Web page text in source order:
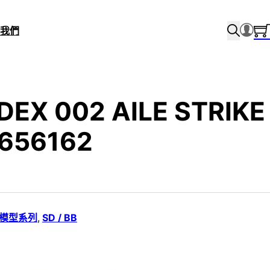
們
002 AILE STRIKE
型系列 , SD / BB